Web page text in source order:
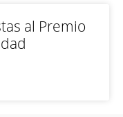
al Premio